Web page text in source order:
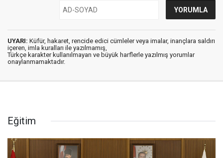
UYARI: Küfür, hakaret, rencide edici cümleler veya imalar, inançlara saldırı
içeren, imla kuralları ile yazılmamış,
Türkçe karakter kullanılmayan ve büyük harflerle yazılmış yorumlar
onaylanmamaktadır.
Eğitim